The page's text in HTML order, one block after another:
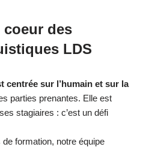
coeur des
LDS
centrée sur l’humain et sur la
parties prenantes. Elle est
stagiaires : c’est un défi
formation, notre équipe